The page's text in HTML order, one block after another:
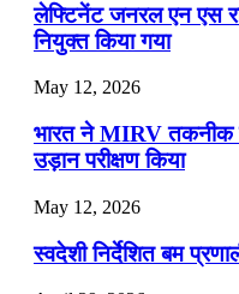
लेफ्टिनेंट जनरल एन एस
नियुक्त किया गया
May 12, 2026
भारत ने MIRV तकनीक
उड़ान परीक्षण किया
May 12, 2026
स्वदेशी निर्देशित बम